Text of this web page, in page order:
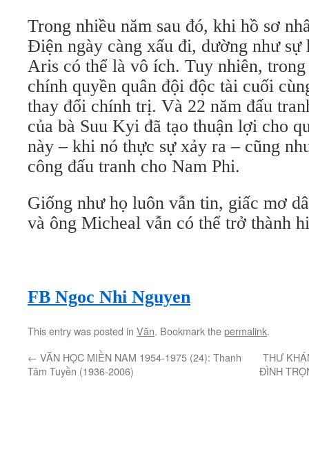
Trong nhiều năm sau đó, khi hồ sơ
Điện ngày càng xấu đi, dường như sự
Aris có thể là vô ích. Tuy nhiên, trong
chính quyền quân đội độc tài cuối
thay đổi chính trị. Và 22 năm đấu
của bà Suu Kyi đã tạo thuận lợi cho
này – khi nó thực sự xảy ra – cũng
công đấu tranh cho Nam Phi.
Giống như họ luôn vẫn tin, giấc mơ
và ông Micheal vẫn có thể trở thành
FB Ngoc Nhi Nguyen
This entry was posted in Văn. Bookmark thepermalink.
← VĂN HỌC MIỀN NAM 1954-1975 (24): Thanh
Tâm Tuyền (1936-2006)
THƯ
ĐÌNH